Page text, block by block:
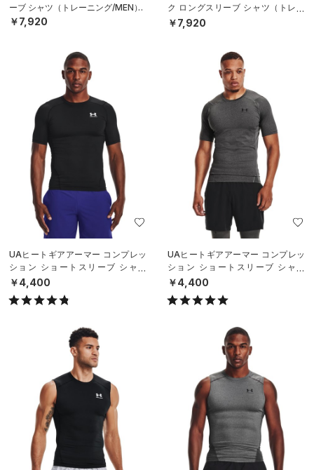
ーブ シャツ（トレーニング/MEN）
￥7,920
ク ロングスリーブ シャツ（トレー
ニング/MEN）
￥7,920
UAヒートギアアーマー コンプレッ
ション ショートスリーブ シャツ
（トレーニング/MEN）
￥4,400
UAヒートギアアーマー コンプレッ
ション ショートスリーブ シャツ
（トレーニング/MEN）
￥4,400